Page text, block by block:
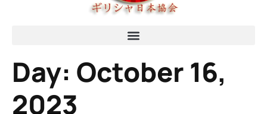
Day: October 16,
2023